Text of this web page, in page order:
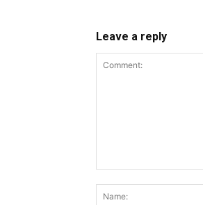
Leave a reply